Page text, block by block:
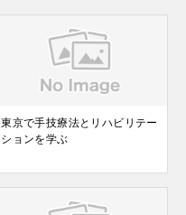
東京で手技療法とリハビリテー
ションを学ぶ